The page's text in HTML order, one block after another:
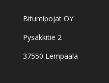
Bitumipojat OY
Pysäkkitie 2
37550 Lempäälä